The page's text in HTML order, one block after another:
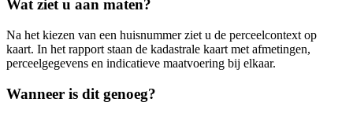
Wat ziet u aan maten?
Na het kiezen van een huisnummer ziet u de perceelcontext op
kaart. In het rapport staan de kadastrale kaart met afmetingen,
perceelgegevens en indicatieve maatvoering bij elkaar.
Wanneer is dit genoeg?